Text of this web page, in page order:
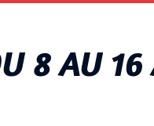
8 AU